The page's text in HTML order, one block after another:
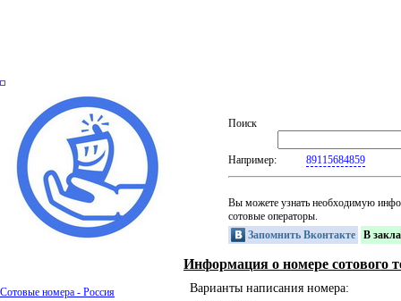
Сотовые номера - Россия
Поиск
Например: 89115684859
Вы можете узнать необходимую
сотовые операторы.
Запомнить Вконтакте
В
Информация о номере сотового
Варианты написания номера: